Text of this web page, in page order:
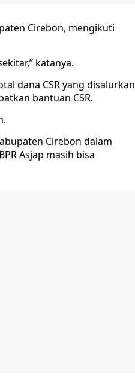
Cirebon, mengikuti
katanya.
dana CSR yang disalurkan
bantuan CSR.
Cirebon dalam
Asjap masih bisa